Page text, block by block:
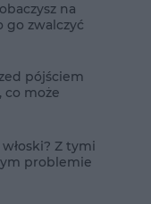
na
go zwalczyć
pójściem
co może
Z tymi
problemie